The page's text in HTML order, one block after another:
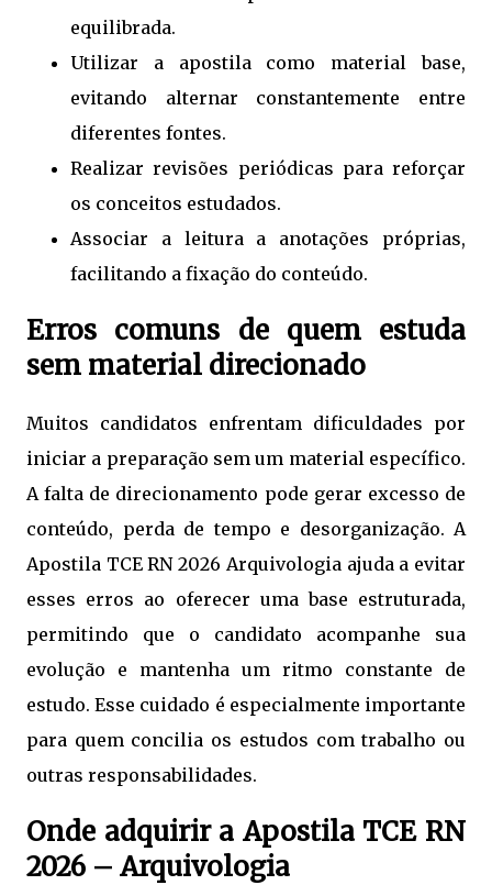
equilibrada.
Utilizar a apostila como material base,
evitando alternar constantemente entre
diferentes fontes.
Realizar revisões periódicas para reforçar
os conceitos estudados.
Associar a leitura a anotações próprias,
facilitando a fixação do conteúdo.
Erros comuns de quem estuda
sem material direcionado
Muitos candidatos enfrentam dificuldades por
iniciar a preparação sem um material específico.
A falta de direcionamento pode gerar excesso de
conteúdo, perda de tempo e desorganização. A
Apostila TCE RN 2026 Arquivologia ajuda a evitar
esses erros ao oferecer uma base estruturada,
permitindo que o candidato acompanhe sua
evolução e mantenha um ritmo constante de
estudo. Esse cuidado é especialmente importante
para quem concilia os estudos com trabalho ou
outras responsabilidades.
Onde adquirir a Apostila TCE RN
2026 – Arquivologia